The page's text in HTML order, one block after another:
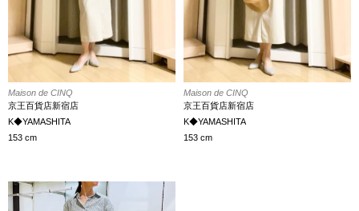
Maison de CINQ
京王百貨店新宿店
K◆YAMASHITA
153 cm
Maison de CINQ
京王百貨店新宿店
K◆YAMASHITA
153 cm